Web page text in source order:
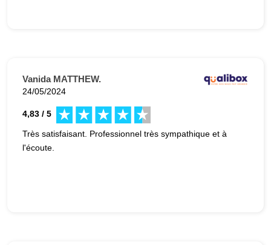
Vanida MATTHEW.
24/05/2024
4,83 / 5
Très satisfaisant. Professionnel très sympathique et à
l'écoute.